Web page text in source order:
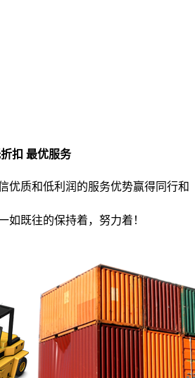
扣 最优服务
优质和低利润的服务优势赢得同行和
如既往的保持着，努力着！